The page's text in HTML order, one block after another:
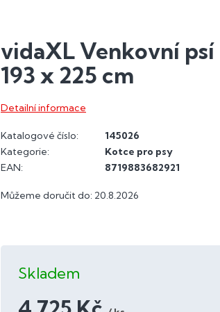
vidaXL Venkovní
193 x 225 cm
Můžeme doručit do: 20.8.2026
Skladem
Detailní informace
Katalogové číslo:
145026
Kategorie:
Kotce pro psy
EAN: 8719883682921